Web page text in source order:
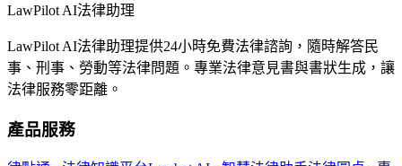
LawPilot AI法律助理
LawPilot AI法律助理提供24小時免費法律諮詢，隨時解答民
事、刑事、勞動等法律問題。專業法律意見書與書狀生成，讓
法律服務零距離。
產品服務